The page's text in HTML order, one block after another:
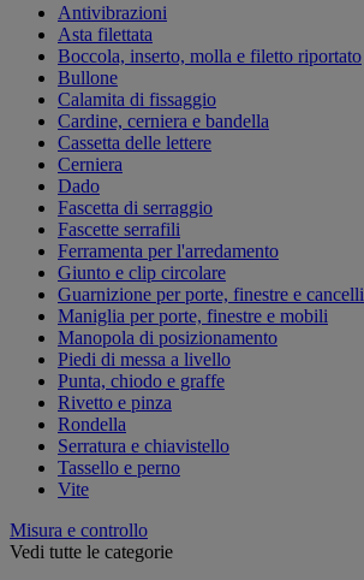
Antivibrazioni
Asta filettata
Boccola, inserto, molla e filetto riportato
Bullone
Calamita di fissaggio
Cardine, cerniera e bandella
Cassetta delle lettere
Cerniera
Dado
Fascetta di serraggio
Fascette serrafili
Ferramenta per l'arredamento
Giunto e clip circolare
Guarnizione per porte, finestre e cancelli
Maniglia per porte, finestre e mobili
Manopola di posizionamento
Piedi di messa a livello
Punta, chiodo e graffe
Rivetto e pinza
Rondella
Serratura e chiavistello
Tassello e perno
Vite
Misura e controllo
Vedi tutte le categorie